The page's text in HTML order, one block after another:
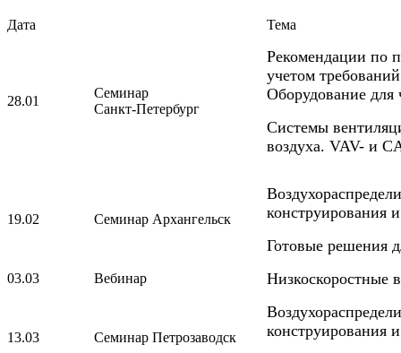
Дата Тема
28.01
Семинар
Санкт-Петербург
Рекомендации по
учетом
Оборудование
Системы
воздуха. VAV- и
19.02 Семинар Архангельск
конструирования
Готовые решения
03.03 Вебинар Низкоскоростные
13.03 Семинар Петрозаводск
конструирования